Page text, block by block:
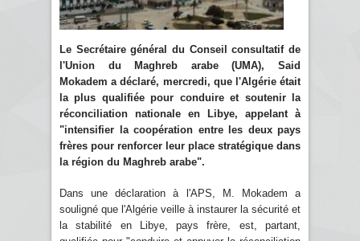
Le Secrétaire général du Conseil consultatif de
l'Union du Maghreb arabe (UMA), Said
Mokadem a déclaré, mercredi, que l'Algérie était
la plus qualifiée pour conduire et soutenir la
réconciliation nationale en Libye, appelant à
"intensifier la coopération entre les deux pays
frères pour renforcer leur place stratégique dans
la région du Maghreb arabe".
Dans une déclaration à l'APS, M. Mokadem a
souligné que l'Algérie veille à instaurer la sécurité et
la stabilité en Libye, pays frère, est, partant,